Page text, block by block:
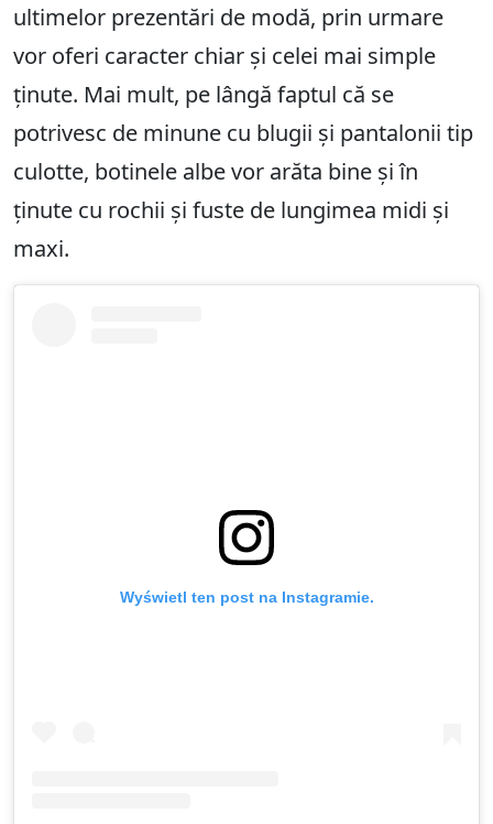
ultimelor prezentări de modă, prin urmare
vor oferi caracter chiar și celei mai simple
ținute. Mai mult, pe lângă faptul că se
potrivesc de minune cu blugii și pantalonii tip
culotte, botinele albe vor arăta bine și în
ținute cu rochii și fuste de lungimea midi și
maxi.
Wyświetl ten post na Instagramie.